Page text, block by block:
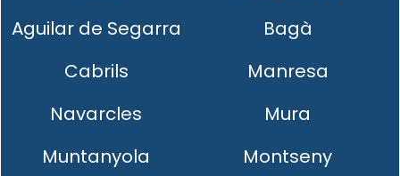
Aguilar de Segarra
Bagà
Cabrils
Manresa
Navarcles
Mura
Muntanyola
Montseny